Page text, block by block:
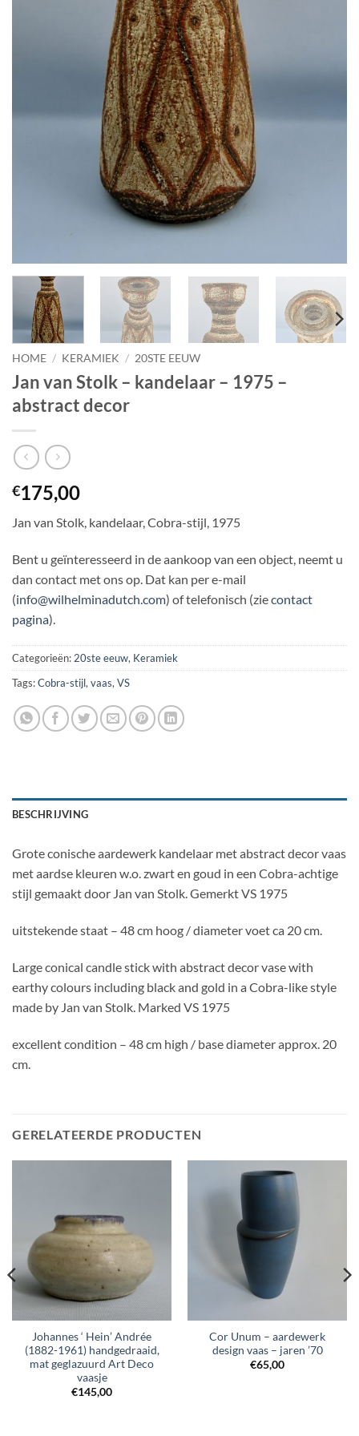
HOME / KERAMIEK / 20STE EEUW
Jan van Stolk – kandelaar – 1975 –
abstract decor
€175,00
Jan van Stolk, kandelaar, Cobra-stijl, 1975
Bent u geïnteresseerd in de aankoop van een object, neemt u
dan contact met ons op. Dat kan per e-mail
(info@wilhelminadutch.com) of telefonisch (ziecontact
pagina).
Categorieën:20ste eeuw, Keramiek
Tags:Cobra-stijl,vaas,VS
BESCHRIJVING
Grote conische aardewerk kandelaar met abstract decor vaas
met aardse kleuren w.o. zwart en goud in een Cobra-achtige
stijl gemaakt door Jan van Stolk. Gemerkt VS 1975
uitstekende staat – 48 cm hoog / diameter voet ca 20 cm.
Large conical candle stick with abstract decor vase with
earthy colours including black and gold in a Cobra-like style
made by Jan van Stolk. Marked VS 1975
excellent condition – 48 cm high / base diameter approx. 20
cm.
GERELATEERDE PRODUCTEN
Johannes ‘ Hein’ Andrée
(1882-1961) handgedraaid,
mat geglazuurd Art Deco
vaasje
€145,00
Cor Unum – aardewerk
design vaas – jaren ’70
€65,00